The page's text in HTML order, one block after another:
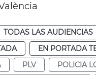
TODAS LAS AUDIENCIAS
EN PORTADA
PLV
POLICIA